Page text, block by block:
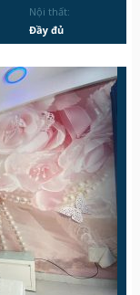
Nội thất:
Đầy đủ